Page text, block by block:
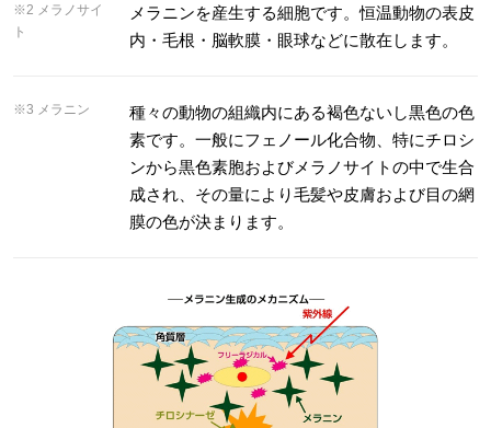
※2 メラノサイ
ト
メラニンを産生する細胞です。恒温動物の表皮
内・毛根・脳軟膜・眼球などに散在します。
※3 メラニン
種々の動物の組織内にある褐色ないし黒色の色
素です。一般にフェノール化合物、特にチロシ
ンから黒色素胞およびメラノサイトの中で生合
成され、その量により毛髪や皮膚および目の網
膜の色が決まります。